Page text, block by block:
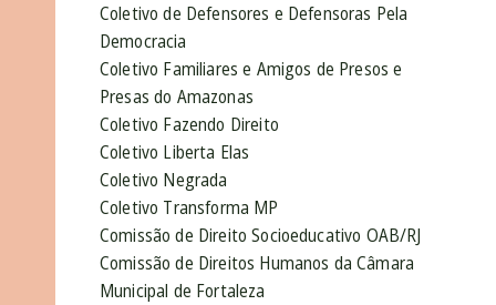
Coletivo de Defensores e Defensoras Pela
Democracia
Coletivo Familiares e Amigos de Presos e
Presas do Amazonas
Coletivo Fazendo Direito
Coletivo Liberta Elas
Coletivo Negrada
Coletivo Transforma MP
Comissão de Direito Socioeducativo OAB/RJ
Comissão de Direitos Humanos da Câmara
Municipal de Fortaleza